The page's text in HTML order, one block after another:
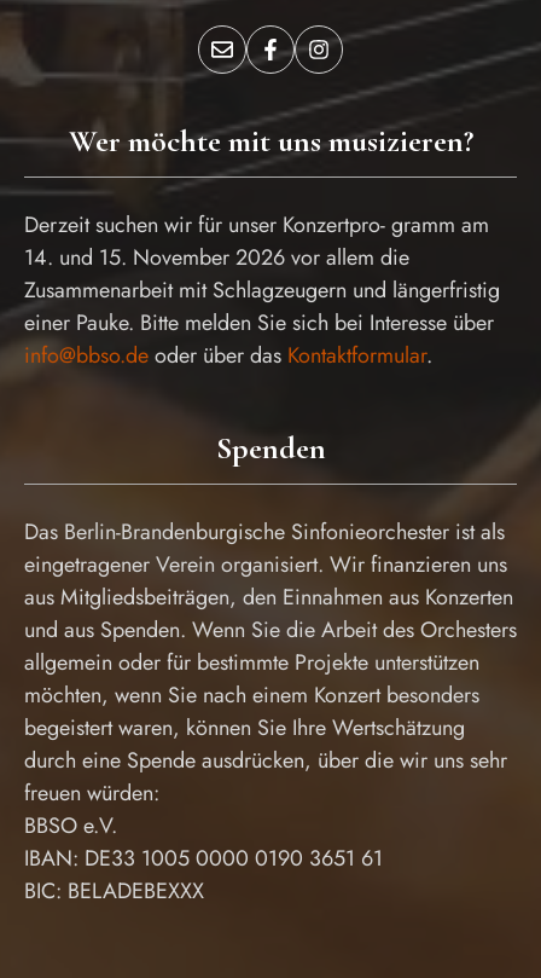
Wer möchte mit uns musizieren?
Derzeit suchen wir für unser Konzertpro- gramm am
14. und 15. November 2026 vor allem die
Zusammenarbeit mit Schlagzeugern und längerfristig
einer Pauke. Bitte melden Sie sich bei Interesse über
info@bbso.deoder über das Kontaktformular.
Spenden
Das Berlin-Brandenburgische Sinfonieorchester ist als
eingetragener Verein organisiert. Wir finanzieren uns
aus Mitgliedsbeiträgen, den Einnahmen aus Konzerten
und aus Spenden. Wenn Sie die Arbeit des Orchesters
allgemein oder für bestimmte Projekte unterstützen
möchten, wenn Sie nach einem Konzert besonders
begeistert waren, können Sie Ihre Wertschätzung
durch eine Spende ausdrücken, über die wir uns sehr
freuen würden:
BBSO e.V.
IBAN: DE33 1005 0000 0190 3651 61
BIC: BELADEBEXXX